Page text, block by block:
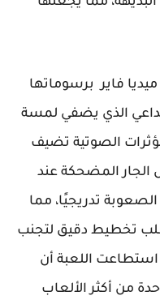
ازاي تخنق جارك 1 من ميديا فاير برسوماتها
الذي يضفي لمسة
الصوتية تضيف
المضحكة عند
تدريجيًا، مما
تخطيط دقيق لتجنب
اللعبة أن
من أكثر الألعاب